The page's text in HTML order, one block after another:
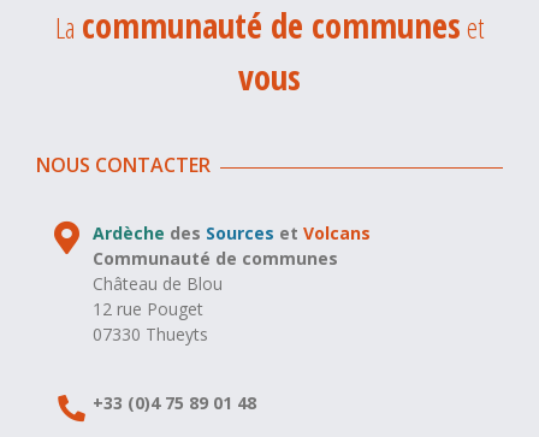
La communauté de communeset
vous
NOUS CONTACTER
Ardèche des Sources etVolcans
Communauté de communes
Château de Blou
12 rue Pouget
07330 Thueyts
+33 (0)4 75 89 01 48